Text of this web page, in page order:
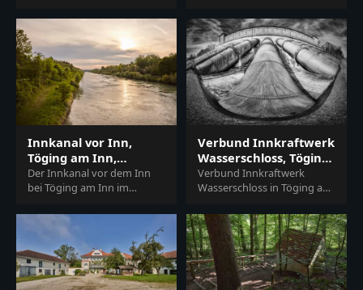
Oberbayern. Die idyllische
Szene zeigt den Zusam…
Region Inn-Salzach,
Deutschland. Ein hi…
Innkanal vor Inn,
Töging am Inn,
Altötting, Inn-Salzach
Der Innkanal vor dem Inn
bei Töging am Inn im
Oberbayern. Eine malerische
Flusslandschaft in der R…
Verbund Innkraftwerk
Wasserschloss, Töging,
Inn-Salzach
Verbund Innkraftwerk
Wasserschloss in Töging am
Oberbayern, Deutschland.
Ein Blick auf die re…